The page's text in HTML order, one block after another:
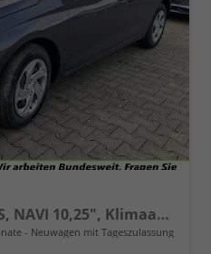
Comfort 1.0 T-GDI 90PS, NAVI 10,25", Klimaanlage, Parksensoren hinten, Rückfahrkamera, Tempomat, Lederlenkrad, Reserverad, Alarm, Armlehne, ZV mit Fernbedienung, Fernlichtassistent, 4x elektr. Fensterheber
Neuwagen mit Tageszulassung